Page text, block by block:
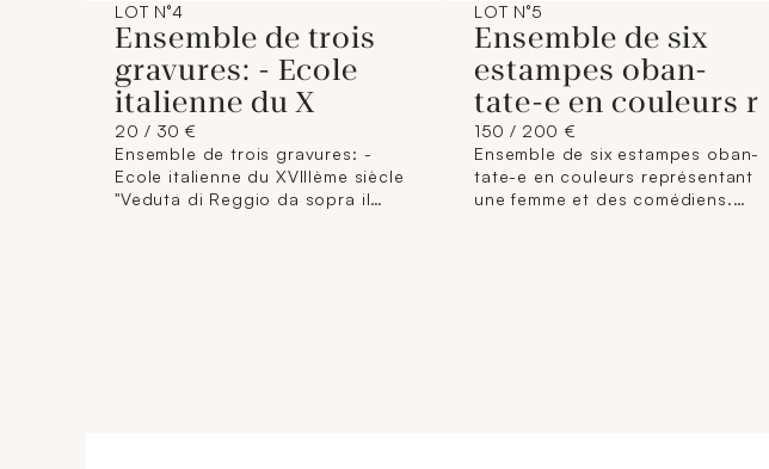
LOT N°4
Ensemble de trois
gravures: - Ecole
italienne du X
20 / 30 €
Ensemble de trois gravures: -
Ecole italienne du XVIIIème siècle
"Veduta di Reggio da sopra il
LOT N°5
Ensemble de six
estampes oban-
tate-e en couleurs r
150 / 200 €
Ensemble de six estampes oban-
tate-e en couleurs représentant
une femme et des comédiens.